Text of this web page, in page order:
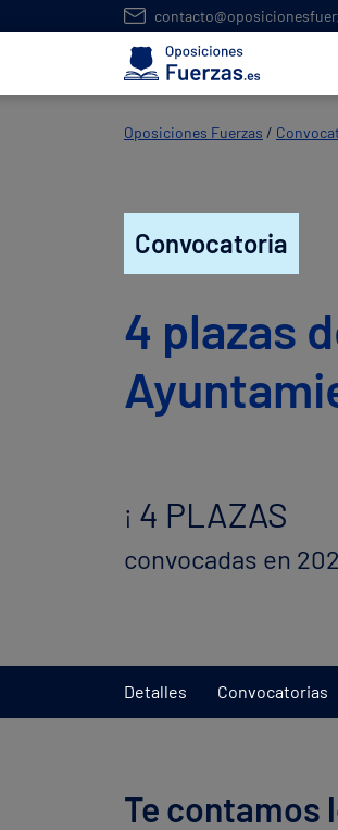
Oposiciones Fuerzas /
Convocatoria
4 plazas
¡ 4 PLAZAS
convocadas en
Detalles Convocatorias
Te contamos